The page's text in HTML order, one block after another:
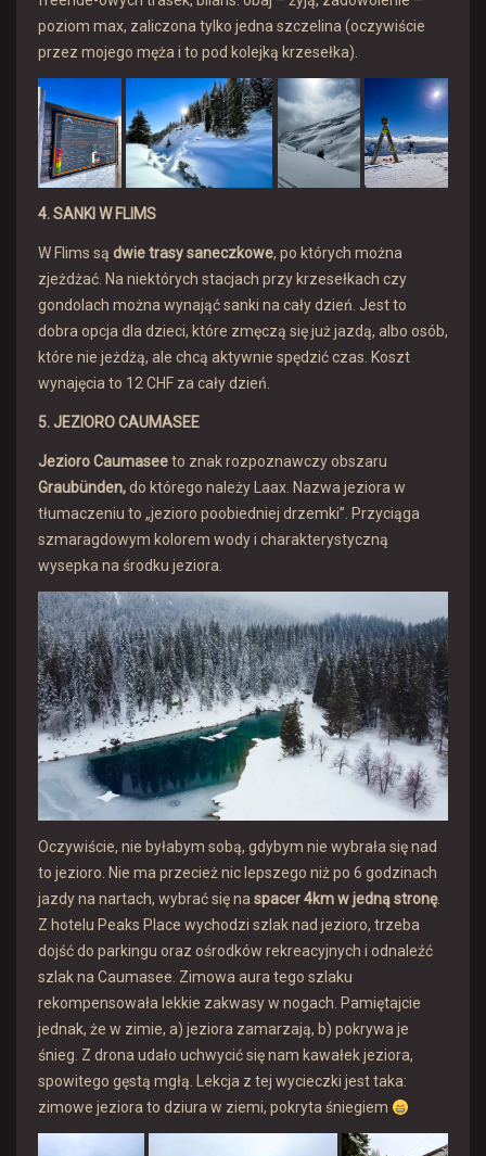
poziom max, zaliczona tylko jedna szczelina (oczywiście
przez mojego męża i to pod kolejką krzesełka).
4. SANKI W FLIMS
W Flims są dwie trasy saneczkowe, po których można
zjeżdżać. Na niektórych stacjach przy krzesełkach czy
gondolach można wynająć sanki na cały dzień. Jest to
dobra opcja dla dzieci, które zmęczą się już jazdą, albo osób,
które nie jeżdżą, ale chcą aktywnie spędzić czas. Koszt
wynajęcia to 12 CHF za cały dzień.
5. JEZIORO CAUMASEE
Jezioro Caumaseeto znak rozpoznawczy obszaru
Graubünden,do którego należy Laax. Nazwa jeziora w
tłumaczeniu to „jezioro poobiedniej drzemki”. Przyciąga
szmaragdowym kolorem wody i charakterystyczną
wysepka na środku jeziora.
Oczywiście, nie byłabym sobą, gdybym nie wybrała się nad
to jezioro. Nie ma przecież nic lepszego niż po 6 godzinach
jazdy na nartach, wybrać się na spacer 4km w jedną stronę.
Z hotelu Peaks Place wychodzi szlak nad jezioro, trzeba
dojść do parkingu oraz ośrodków rekreacyjnych i odnaleźć
szlak na Caumasee. Zimowa aura tego szlaku
rekompensowała lekkie zakwasy w nogach. Pamiętajcie
jednak, że w zimie, a) jeziora zamarzają, b) pokrywa je
śnieg. Z drona udało uchwycić się nam kawałek jeziora,
spowitego gęstą mgłą. Lekcja z tej wycieczki jest taka:
zimowe jeziora to dziura w ziemi, pokryta śniegiem